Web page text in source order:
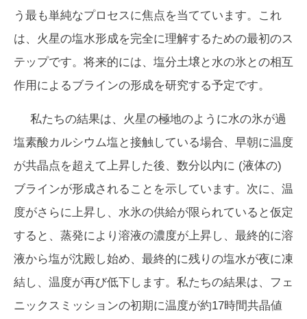
う最も単純なプロセスに焦点を当てています。これ
は、火星の塩水形成を完全に理解するための最初のス
テップです。将来的には、塩分土壌と水の氷との相互
作用によるブラインの形成を研究する予定です。
私たちの結果は、火星の極地のように水の氷が過
塩素酸カルシウム塩と接触している場合、早朝に温度
が共晶点を超えて上昇した後、数分以内に (液体の)
ブラインが形成されることを示しています。次に、温
度がさらに上昇し、水氷の供給が限られていると仮定
すると、蒸発により溶液の濃度が上昇し、最終的に溶
液から塩が沈殿し始め、最終的に残りの塩水が夜に凍
結し、温度が再び低下します。私たちの結果は、フェ
ニックスミッションの初期に温度が約17時間共晶値